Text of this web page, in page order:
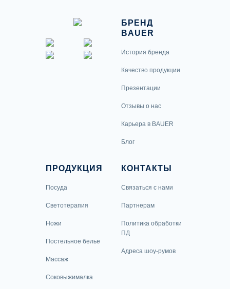
БРЕНД
BAUER
История бренда
Качество продукции
Презентации
Отзывы о нас
Карьера в BAUER
Блог
ПРОДУКЦИЯ
Посуда
Светотерапия
Ножи
Постельное белье
Массаж
Соковыжималка
КОНТАКТЫ
Связаться с нами
Партнерам
Политика обработки
ПД
Адреса шоу-румов